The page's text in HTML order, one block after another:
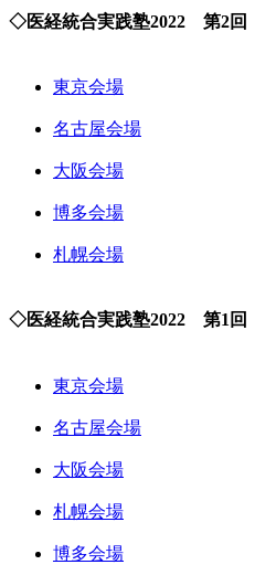
◇医経統合実践塾2022 第2回
東京会場
名古屋会場
大阪会場
博多会場
札幌会場
◇医経統合実践塾2022 第1回
東京会場
名古屋会場
大阪会場
札幌会場
博多会場